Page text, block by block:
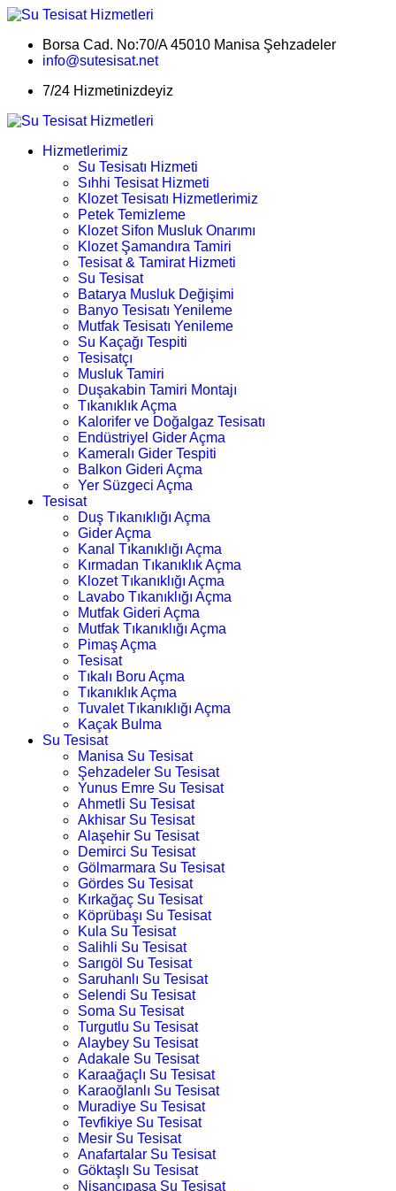
Borsa Cad. No:70/A 45010 Manisa Şehzadeler
info@sutesisat.net
7/24 Hizmetinizdeyiz
Hizmetlerimiz
Su Tesisatı Hizmeti
Sıhhi Tesisat Hizmeti
Klozet Tesisatı Hizmetlerimiz
Petek Temizleme
Klozet Sifon Musluk Onarımı
Klozet Şamandıra Tamiri
Tesisat & Tamirat Hizmeti
Su Tesisat
Batarya Musluk Değişimi
Banyo Tesisatı Yenileme
Mutfak Tesisatı Yenileme
Su Kaçağı Tespiti
Tesisatçı
Musluk Tamiri
Duşakabin Tamiri Montajı
Tıkanıklık Açma
Kalorifer ve Doğalgaz Tesisatı
Endüstriyel Gider Açma
Kameralı Gider Tespiti
Balkon Gideri Açma
Yer Süzgeci Açma
Tesisat
Duş Tıkanıklığı Açma
Gider Açma
Kanal Tıkanıklığı Açma
Kırmadan Tıkanıklık Açma
Klozet Tıkanıklığı Açma
Lavabo Tıkanıklığı Açma
Mutfak Gideri Açma
Mutfak Tıkanıklığı Açma
Pimaş Açma
Tesisat
Tıkalı Boru Açma
Tıkanıklık Açma
Tuvalet Tıkanıklığı Açma
Kaçak Bulma
Su Tesisat
Manisa Su Tesisat
Şehzadeler Su Tesisat
Yunus Emre Su Tesisat
Ahmetli Su Tesisat
Akhisar Su Tesisat
Alaşehir Su Tesisat
Demirci Su Tesisat
Gölmarmara Su Tesisat
Gördes Su Tesisat
Kırkağaç Su Tesisat
Köprübaşı Su Tesisat
Kula Su Tesisat
Salihli Su Tesisat
Sarıgöl Su Tesisat
Saruhanlı Su Tesisat
Selendi Su Tesisat
Soma Su Tesisat
Turgutlu Su Tesisat
Alaybey Su Tesisat
Adakale Su Tesisat
Karaağaçlı Su Tesisat
Karaoğlanlı Su Tesisat
Muradiye Su Tesisat
Tevfikiye Su Tesisat
Mesir Su Tesisat
Anafartalar Su Tesisat
Göktaşlı Su Tesisat
Nişancıpaşa Su Tesisat